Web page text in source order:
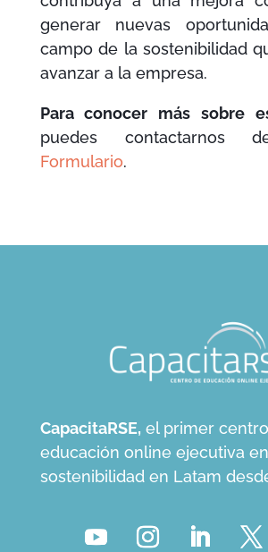
generar nuevas
campo de la sostenibilidad
avanzar a la empresa.
Para conocer más sobre
puedes contactarnos
Formulario.
CapacitaRSE, el primer
educación online ejecutiva
sostenibilidad en Latam